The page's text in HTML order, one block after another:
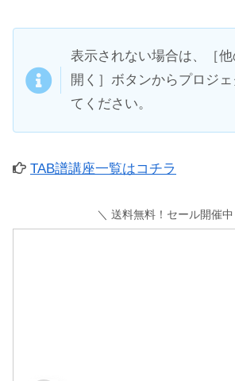
表示されない場合は、［
開く］ボタンからプロジ
てください。
TAB譜講座一覧はコチラ
＼ 送料無料！セール開催中